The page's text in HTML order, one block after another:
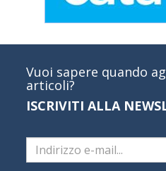
Vuoi sapere quando
articoli?
ISCRIVITI ALLA